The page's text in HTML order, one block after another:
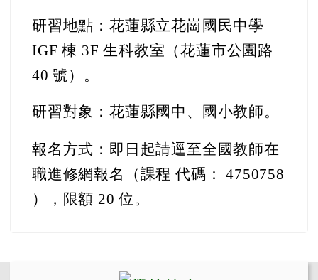
研習地點：花蓮縣立花崗國民中學
IGF 棟 3F 生科教室（花蓮市公園路
40 號）。
研習對象：花蓮縣國中、國小教師。
報名方式：即日起請逕至全國教師在
職進修網報名（課程 代碼： 4750758
），限額 20 位。